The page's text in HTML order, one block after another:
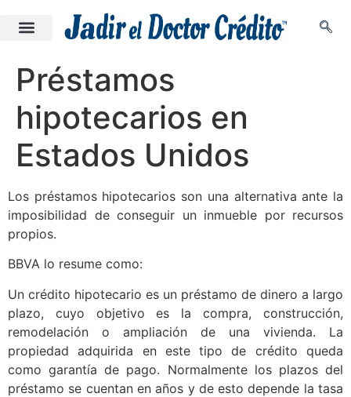
Préstamos
hipotecarios en
Estados Unidos
Los préstamos hipotecarios son una alternativa ante la
imposibilidad de conseguir un inmueble por recursos
propios.
BBVA lo resume como:
Un crédito hipotecario es un préstamo de dinero a largo
plazo, cuyo objetivo es la compra, construcción,
remodelación o ampliación de una vivienda. La
propiedad adquirida en este tipo de crédito queda
como garantía de pago. Normalmente los plazos del
préstamo se cuentan en años y de esto depende la tasa